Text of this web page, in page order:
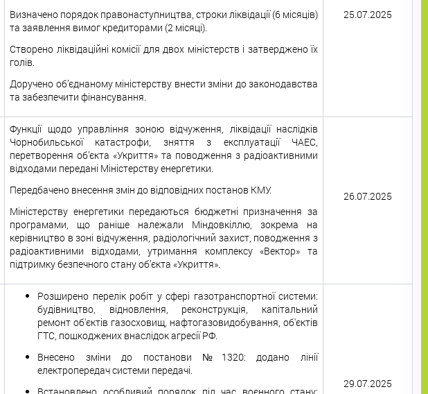
Визначено порядок правонаступництва, строки ліквідації (6 місяців)
та заявлення вимог кредиторами (2 місяці).
Створено ліквідаційні комісії для двох міністерств і затверджено їх
голів.
Доручено об’єднаному міністерству внести зміни до законодавства
та забезпечити фінансування.
25.07.2025
Функції щодо управління зоною відчуження, ліквідації наслідків
Чорнобильської катастрофи, зняття з експлуатації ЧАЕС,
перетворення об’єкта «Укриття» та поводження з радіоактивними
відходами передані Міністерству енергетики.
Передбачено внесення змін до відповідних постанов КМУ.
Міністерству енергетики передаються бюджетні призначення за
програмами, що раніше належали Міндовкіллю, зокрема на
керівництво в зоні відчуження, радіологічний захист, поводження з
радіоактивними відходами, утримання комплексу «Вектор» та
підтримку безпечного стану об’єкта «Укриття».
26.07.2025
Розширено перелік робіт у сфері газотранспортної системи:
будівництво, відновлення, реконструкція, капітальний
ремонт об'єктів газосховищ, нафтогазовидобування, об'єктів
ГТС, пошкоджених внаслідок агресії РФ.
Внесено зміни до постанови №1320: додано лінії
електропередач системи передачі.
29.07.2025